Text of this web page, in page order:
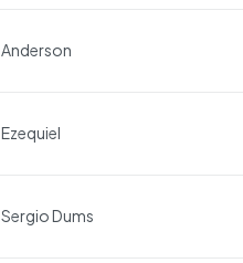
Anderson
Ezequiel
Sergio Dums